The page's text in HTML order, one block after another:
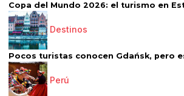
Copa del Mundo 2026: el turismo en
Destinos
Pocos turistas conocen Gdańsk, pero
Perú